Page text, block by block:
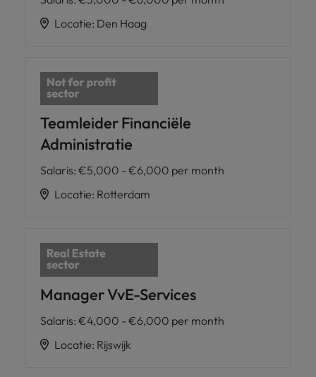
Locatie: Den Haag
Teamleider Financiële
Administratie
Salaris: €5,000 - €6,000 per month
Locatie: Rotterdam
Manager VvE-Services
Salaris: €4,000 - €6,000 per month
Locatie: Rijswijk